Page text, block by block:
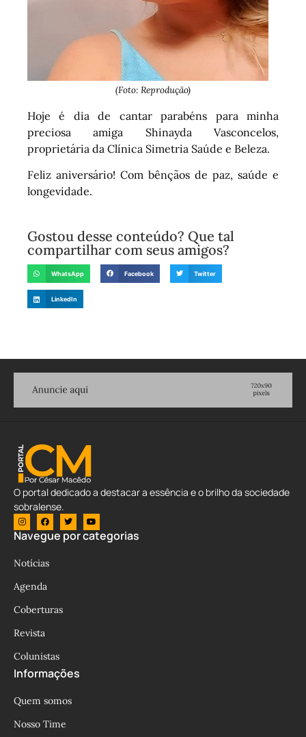
(Foto: Reprodução)
Hoje é dia de cantar parabéns para minha
preciosa amiga Shinayda Vasconcelos,
proprietária da Clínica Simetria Saúde e Beleza.
Feliz aniversário! Com bênçãos de paz, saúde e
longevidade.
Gostou desse conteúdo? Que tal
compartilhar com seus amigos?
WhatsApp Facebook Twitter
LinkedIn
O portal dedicado a destacar a essência e o brilho da sociedade
sobralense.
Navegue por categorias
Notícias
Agenda
Coberturas
Revista
Colunistas
Informações
Quem somos
Nosso Time